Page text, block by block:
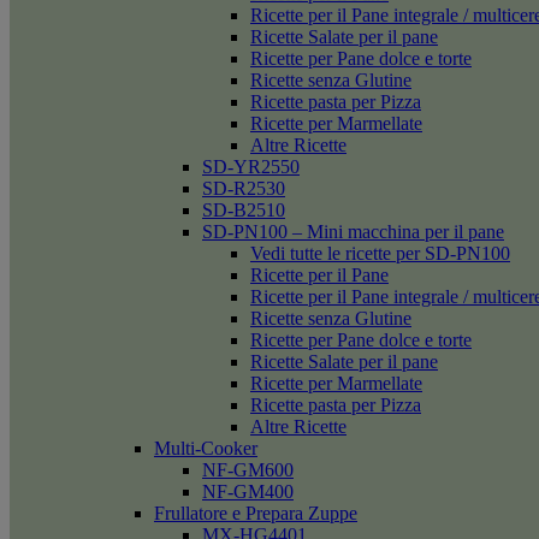
Ricette per il Pane integrale /
Ricette Salate per il pane
Ricette per Pane dolce e torte
Ricette senza Glutine
Ricette pasta per Pizza
Ricette per Marmellate
Altre Ricette
SD-YR2550
SD-R2530
SD-B2510
SD-PN100 – Mini macchina per il pane
Vedi tutte le ricette per SD-PN100
Ricette per il Pane
Ricette per il Pane integrale /
Ricette senza Glutine
Ricette per Pane dolce e torte
Ricette Salate per il pane
Ricette per Marmellate
Ricette pasta per Pizza
Altre Ricette
Multi-Cooker
NF-GM600
NF-GM400
Frullatore e Prepara Zuppe
MX-HG4401